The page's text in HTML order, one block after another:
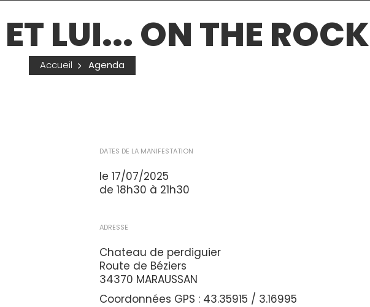
LUI... ON THE ROCK
Accueil Agenda
DATES DE LA MANIFESTATION
le 17/07/2025
de 18h30 à 21h30
ADRESSE
Chateau de perdiguier
Route de Béziers
34370 MARAUSSAN
Coordonnées GPS : 43.35915 / 3.16995